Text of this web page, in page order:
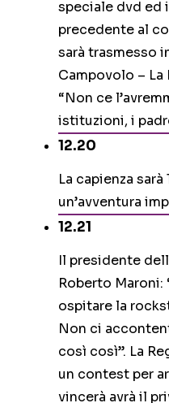
speciale dvd ed
precedente al
sarà trasmesso
Campovolo – La
“Non ce
istituzioni, i
12.20
La capienza sarà
un’avventura
12.21
Il presidente
Roberto Maroni:
ospitare la
Non ci
così così”. La
un contest per
vincerà avrà il